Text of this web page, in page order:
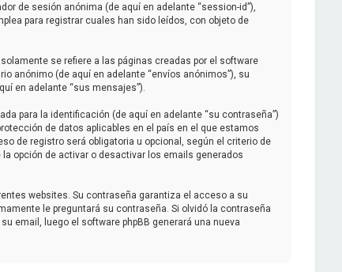
de sesión anónima (de aquí en adelante “session-id”),
para registrar cuales han sido leídos, con objeto de
se refiere a las páginas creadas por el software
anónimo (de aquí en adelante “envíos anónimos”), su
en adelante “sus mensajes”).
para la identificación (de aquí en adelante “su contraseña”)
de datos aplicables en el país en el que estamos
de registro será obligatoria u opcional, según el criterio de
opción de activar o desactivar los emails generados
websites. Su contraseña garantiza el acceso a su
le preguntará su contraseña. Si olvidó la contraseña
email, luego el software phpBB generará una nueva